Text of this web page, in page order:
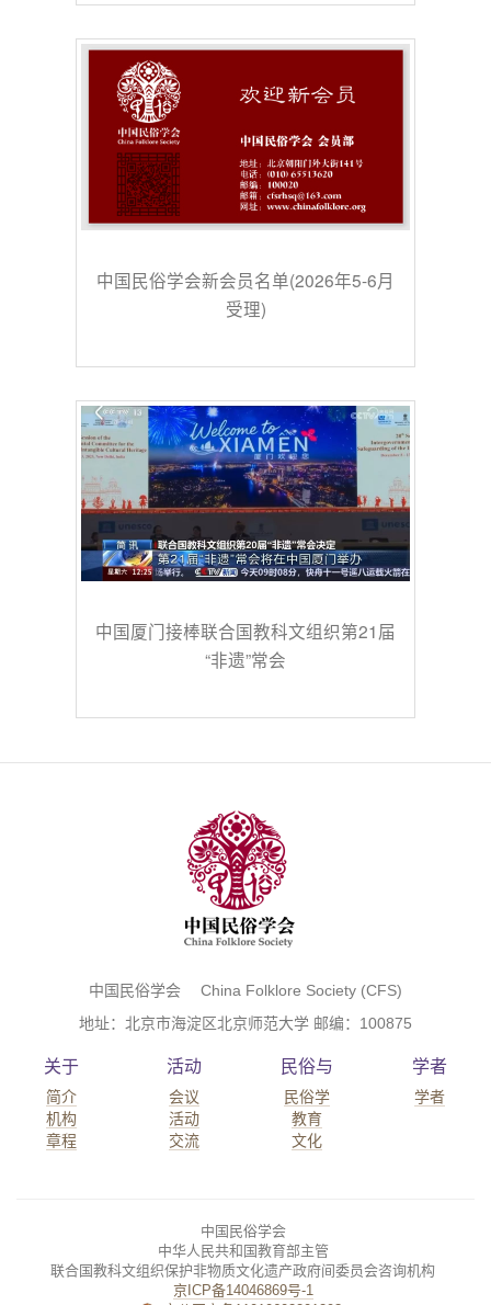
中国民俗学会新会员名单(2026年5-6月
受理)
中国厦门接棒联合国教科文组织第21届
“非遗”常会
中国民俗学会 China Folklore Society (CFS)
地址：北京市海淀区北京师范大学 邮编：100875
关于
简介
机构
章程
活动
会议
活动
交流
民俗与
民俗学
教育
文化
学者
学者
中国民俗学会
中华人民共和国教育部主管
联合国教科文组织保护非物质文化遗产政府间委员会咨询机构
京ICP备14046869号-1